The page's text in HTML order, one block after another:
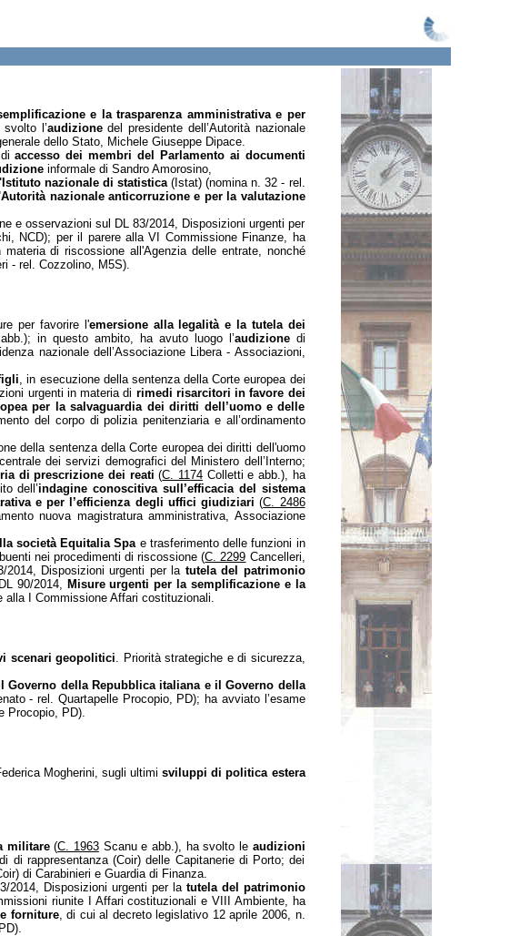
e la trasparenza amministrativa e per
l’audizionedel presidente dell’Autorità nazionale
dello Stato, Michele Giuseppe Dipace.
diaccesso dei membri del Parlamento ai documenti
informale di Sandro Amorosino,
nazionale di statistica(Istat) (nomina n. 32 - rel.
nazionale anticorruzione e per la valutazione
e osservazioni sul DL 83/2014, Disposizioni urgenti per
NCD); per il parere alla VI Commissione Finanze, ha
di riscossione all'Agenzia delle entrate, nonché
- rel. Cozzolino, M5S).
per favorire l'emersione alla legalità e la tutela dei
in questo ambito, ha avuto luogo l’audizionedi
nazionale dell’Associazione Libera - Associazioni,
, in esecuzione della sentenza della Corte europea dei
urgenti in materia di rimedi risarcitori in favore dei
per la salvaguardia dei diritti dell’uomo e delle
del corpo di polizia penitenziaria e all’ordinamento
della sentenza della Corte europea dei diritti dell'uomo
dei servizi demografici del Ministero dell’Interno;
di prescrizione dei reati (C. 1174Colletti e abb.), ha
dell’indagine conoscitiva sull’efficacia del sistema
e per l’efficienza degli uffici giudiziari (C. 2486
nuova magistratura amministrativa, Associazione
società Equitalia Spae trasferimento delle funzioni in
nei procedimenti di riscossione (C. 2299 Cancelleri,
Disposizioni urgenti per la tutela del patrimonio
90/2014, Misure urgenti per la semplificazione e la
I Commissione Affari costituzionali.
scenari geopolitici. Priorità strategiche e di sicurezza,
Governo della Repubblica italiana e il Governo della
- rel. Quartapelle Procopio, PD); ha avviato l’esame
Procopio, PD).
Mogherini, sugli ultimisviluppi di politica estera
militare(C. 1963Scanu e abb.), ha svolto le audizioni
di rappresentanza (Coir) delle Capitanerie di Porto; dei
di Carabinieri e Guardia di Finanza.
2014, Disposizioni urgenti per la tutela del patrimonio
riunite I Affari costituzionali e VIII Ambiente, ha
forniture, di cui al decreto legislativo 12 aprile 2006, n.